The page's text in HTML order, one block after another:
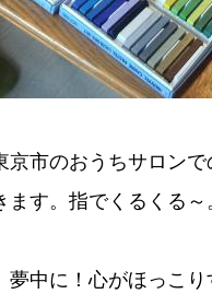
京市のおうちサロン
す。指でくるくる
中に！心がほっこり